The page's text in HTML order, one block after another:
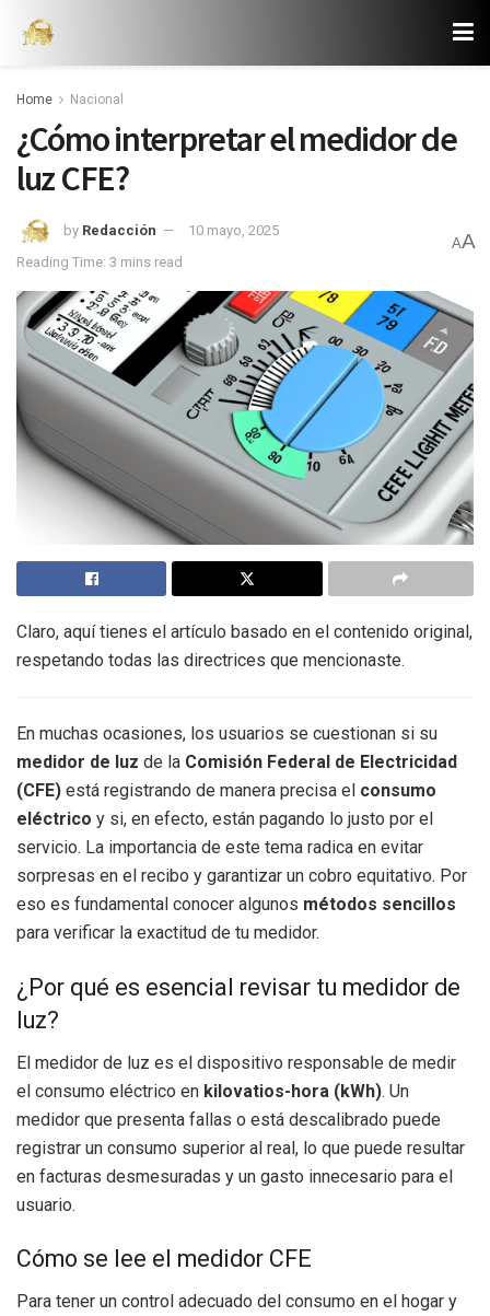
Home Nacional
¿Cómo interpretar el medidor de
luz CFE?
by Redacción
10 mayo, 2025
Reading Time: 3 mins read
AA
Claro, aquí tienes el artículo basado en el contenido original,
respetando todas las directrices que mencionaste.
En muchas ocasiones, los usuarios se cuestionan si su
medidor de luz de la Comisión Federal de Electricidad
(CFE) está registrando de manera precisa el consumo
eléctrico y si, en efecto, están pagando lo justo por el
servicio. La importancia de este tema radica en evitar
sorpresas en el recibo y garantizar un cobro equitativo. Por
eso es fundamental conocer algunos métodos sencillos
para verificar la exactitud de tu medidor.
¿Por qué es esencial revisar tu medidor de
luz?
El medidor de luz es el dispositivo responsable de medir
el consumo eléctrico en kilovatios-hora (kWh). Un
medidor que presenta fallas o está descalibrado puede
registrar un consumo superior al real, lo que puede resultar
en facturas desmesuradas y un gasto innecesario para el
usuario.
Cómo se lee el medidor CFE
Para tener un control adecuado del consumo en el hogar y